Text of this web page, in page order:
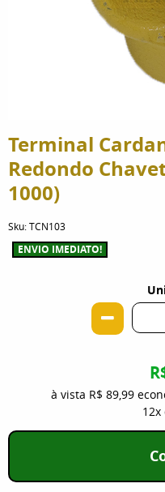
Terminal
Redondo
1000)
Sku:TCN103
ENVIO IMEDIATO!
à vista R$ 89,99
12x